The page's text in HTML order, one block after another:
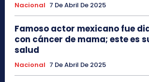
Nacional 7 De Abril De 2025
Famoso actor mexicano fue
con cáncer de mama; este es
salud
Nacional 7 De Abril De 2025